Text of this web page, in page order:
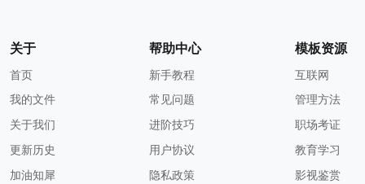
关于
首页
我的文件
关于我们
更新历史
加油知犀
帮助中心
新手教程
常见问题
进阶技巧
用户协议
隐私政策
模板资源
互联网
管理方法
职场考证
教育学习
影视鉴赏